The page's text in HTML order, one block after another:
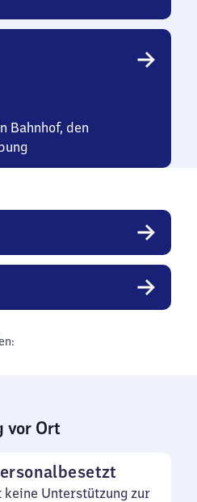
Bahnhof, den
vor Ort
keine Unterstützung zur